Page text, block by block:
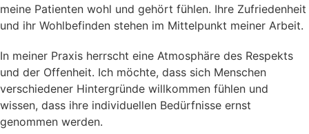
meine Patienten wohl und gehört fühlen. Ihre Zufriedenheit
und ihr Wohlbefinden stehen im Mittelpunkt meiner Arbeit.
In meiner Praxis herrscht eine Atmosphäre des Respekts
und der Offenheit. Ich möchte, dass sich Menschen
verschiedener Hintergründe willkommen fühlen und
wissen, dass ihre individuellen Bedürfnisse ernst
genommen werden.